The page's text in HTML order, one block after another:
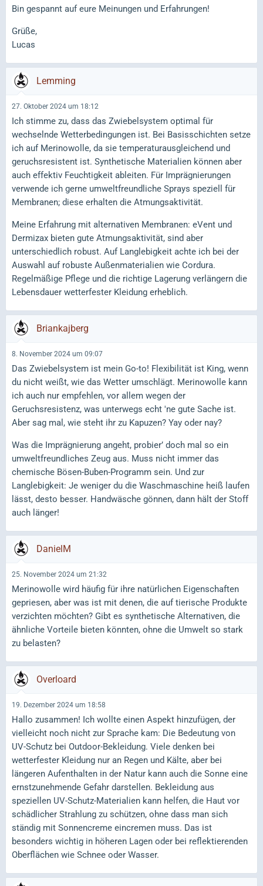
Bin gespannt auf eure Meinungen und Erfahrungen!
Grüße,
Lucas
Lemming
27. Oktober 2024 um 18:12
Ich stimme zu, dass das Zwiebelsystem optimal für
wechselnde Wetterbedingungen ist. Bei Basisschichten setze
ich auf Merinowolle, da sie temperaturausgleichend und
geruchsresistent ist. Synthetische Materialien können aber
auch effektiv Feuchtigkeit ableiten. Für Imprägnierungen
verwende ich gerne umweltfreundliche Sprays speziell für
Membranen; diese erhalten die Atmungsaktivität.
Meine Erfahrung mit alternativen Membranen: eVent und
Dermizax bieten gute Atmungsaktivität, sind aber
unterschiedlich robust. Auf Langlebigkeit achte ich bei der
Auswahl auf robuste Außenmaterialien wie Cordura.
Regelmäßige Pflege und die richtige Lagerung verlängern die
Lebensdauer wetterfester Kleidung erheblich.
Briankajberg
8. November 2024 um 09:07
Das Zwiebelsystem ist mein Go-to! Flexibilität ist King, wenn
du nicht weißt, wie das Wetter umschlägt. Merinowolle kann
ich auch nur empfehlen, vor allem wegen der
Geruchsresistenz, was unterwegs echt 'ne gute Sache ist.
Aber sag mal, wie steht ihr zu Kapuzen? Yay oder nay?
Was die Imprägnierung angeht, probier’ doch mal so ein
umweltfreundliches Zeug aus. Muss nicht immer das
chemische Bösen-Buben-Programm sein. Und zur
Langlebigkeit: Je weniger du die Waschmaschine heiß laufen
lässt, desto besser. Handwäsche gönnen, dann hält der Stoff
auch länger!
DanielM
25. November 2024 um 21:32
Merinowolle wird häufig für ihre natürlichen Eigenschaften
gepriesen, aber was ist mit denen, die auf tierische Produkte
verzichten möchten? Gibt es synthetische Alternativen, die
ähnliche Vorteile bieten könnten, ohne die Umwelt so stark
zu belasten?
Overloard
19. Dezember 2024 um 18:58
Hallo zusammen! Ich wollte einen Aspekt hinzufügen, der
vielleicht noch nicht zur Sprache kam: Die Bedeutung von
UV-Schutz bei Outdoor-Bekleidung. Viele denken bei
wetterfester Kleidung nur an Regen und Kälte, aber bei
längeren Aufenthalten in der Natur kann auch die Sonne eine
ernstzunehmende Gefahr darstellen. Bekleidung aus
speziellen UV-Schutz-Materialien kann helfen, die Haut vor
schädlicher Strahlung zu schützen, ohne dass man sich
ständig mit Sonnencreme eincremen muss. Das ist
besonders wichtig in höheren Lagen oder bei reflektierenden
Oberflächen wie Schnee oder Wasser.